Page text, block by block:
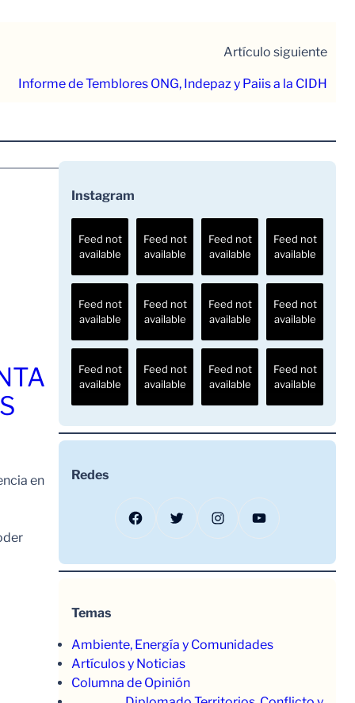
Artículo siguiente
Informe de Temblores ONG, Indepaz y Paiis a la CIDH
en
Instagram
Feed not
available
Feed not
available
Feed not
available
Feed not
available
Feed not
available
Feed not
available
Feed not
available
Feed not
available
Feed not
available
Feed not
available
Feed not
available
Feed not
available
Redes
Facebook Twitter Instagram YouTube
Temas
Ambiente, Energía y Comunidades
Artículos y Noticias
Columna de Opinión